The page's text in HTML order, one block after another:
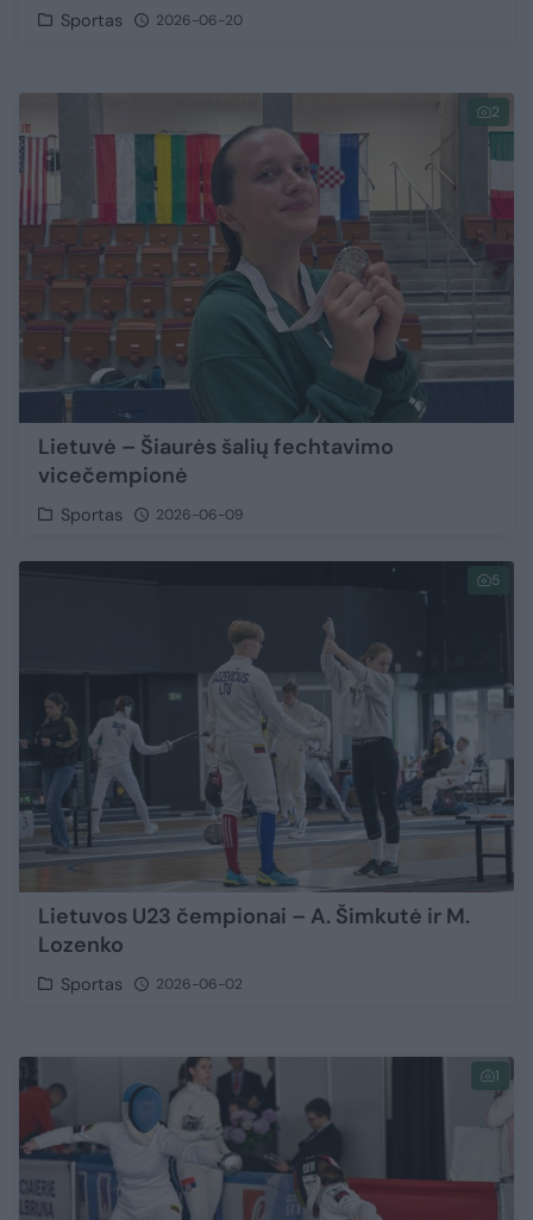
Sportas 2026-06-20
2
Lietuvė – Šiaurės šalių fechtavimo
vicečempionė
Sportas 2026-06-09
5
Lietuvos U23 čempionai – A. Šimkutė ir M.
Lozenko
Sportas 2026-06-02
1